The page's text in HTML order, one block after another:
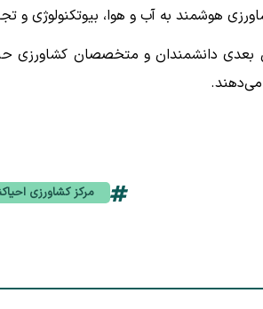
هوشمند به آب و هوا، بیوتکنولوژی و
می‌دهند.
مرکز کشاورزی